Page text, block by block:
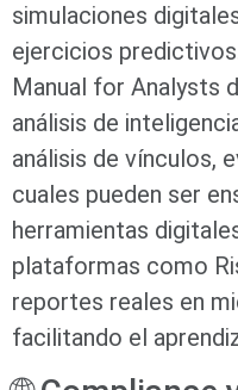
simulaciones
ejercicios
Manual for Analysts
análisis de
análisis de vínculos,
cuales pueden ser
herramientas
plataformas como
reportes reales en
facilitando el